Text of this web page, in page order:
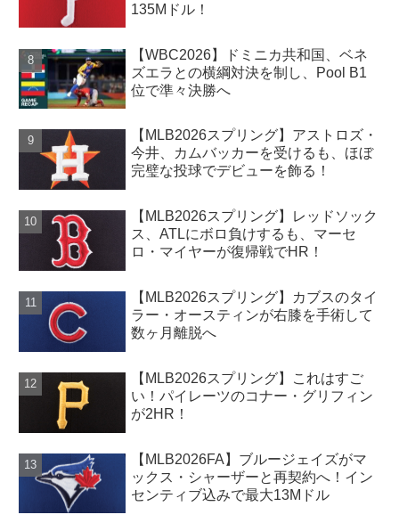
135Mドル！
【WBC2026】ドミニカ共和国、ベネ
ズエラとの横綱対決を制し、Pool B1
位で準々決勝へ
【MLB2026スプリング】アストロズ・
今井、カムバッカーを受けるも、ほぼ
完璧な投球でデビューを飾る！
【MLB2026スプリング】レッドソック
ス、ATLにボロ負けするも、マーセ
ロ・マイヤーが復帰戦でHR！
【MLB2026スプリング】カブスのタイ
ラー・オースティンが右膝を手術して
数ヶ月離脱へ
【MLB2026スプリング】これはすご
い！パイレーツのコナー・グリフィン
が2HR！
【MLB2026FA】ブルージェイズがマ
ックス・シャーザーと再契約へ！イン
センティブ込みで最大13Mドル